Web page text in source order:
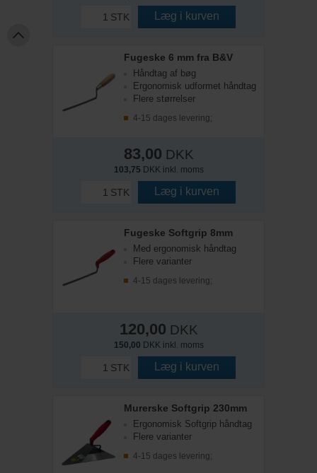
STK Læg i kurven
Fugeske 6 mm fra B&V
Håndtag af bøg
Ergonomisk udformet håndtag
Flere størrelser
4-15 dages levering;
83,00 DKK
103,75 DKK inkl. moms
STK Læg i kurven
Fugeske Softgrip 8mm
Med ergonomisk håndtag
Flere varianter
4-15 dages levering;
120,00 DKK
150,00 DKK inkl. moms
STK Læg i kurven
Murerske Softgrip 230mm
Ergonomisk Softgrip håndtag
Flere varianter
4-15 dages levering;